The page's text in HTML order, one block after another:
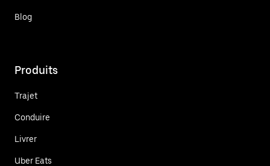
Blog
Produits
Trajet
Conduire
Livrer
Uber Eats